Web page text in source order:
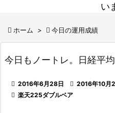
い
 ホーム >  今日の運用成績
今日もノートレ。日経平
 2016年6月28日  2016年10月
 楽天225ダブルベア